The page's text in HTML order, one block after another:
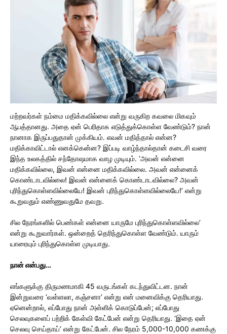
மற்றவர்கள் நம்மை மதிக்கவில்லை என்று வருகிற கவலை மிகவும்
ஆபத்தானது. அதை ஏன் பெரிதாக எடுத்துக்கொள்ள வேண்டும்? நான்
நானாக இருப்பதுதான் முக்கியம். எவன் மதித்தால் என்ன?
மதிக்காவிட்டால் எனக்கென்ன? இப்படி வாழ்ந்தால்தான் கடைசி வரை
இந்த உலகத்தில் சந்தோஷமாக வாழ முடியும். ‘அவன் என்னை
மதிக்கவில்லை, இவன் என்னை மதிக்கவில்லை. அவன் என்னைக்
கொண்டாடவில்லை! இவன் என்னைக் கொண்டாடவில்லை? அவன்
புரிந்துகொள்ளவில்லையே! இவன் புரிந்துகொள்ளவில்லையே!’ என்று
கூறுவதும் எண்ணுவதுமே தவறு.
சில நேரங்களில் பெண்கள் என்னை யாருமே புரிந்துகொள்ளவில்லை’
என்று கூறுவார்கள். ஒன்றைத் தெரிந்துகொள்ள வேண்டும். யாரும்
யாரையும் புரிந்துகொள்ள முடியாது.
நான் என்பது…
எங்களுக்கு திருமணமாகி 45 வருடங்கள் கடந்துவிட்டன. நான்
இன்றுவரை ‘வள்ளலா, கஞ்சனா’ என்று என் மனைவிக்கு தெரியாது.
ஏனென்றால், எப்போது நான் அள்ளிக் கொடுப்பேன்; எப்போது
செலவுகளைப் பற்றிக் கேள்வி கேட்பேன் என்று தெரியாது. ‘இதை ஏன்
செலவு செய்தாய்’ என்று கேட்பேன். சில நேரம் 5,000-10,000 கணக்கு